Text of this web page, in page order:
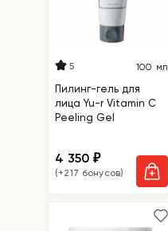
5 100 мл
Пилинг-гель для
лица Yu-r Vitamin C
Peeling Gel
4 350₽
(+217 бонусов)